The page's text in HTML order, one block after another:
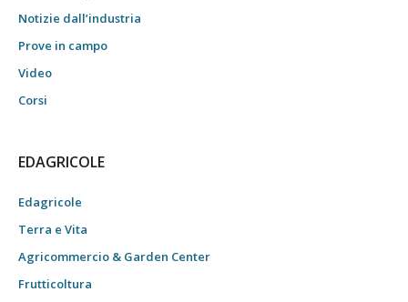
Notizie dall’industria
Prove in campo
Video
Corsi
EDAGRICOLE
Edagricole
Terra e Vita
Agricommercio & Garden Center
Frutticoltura